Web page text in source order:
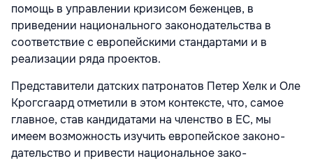
помощь в управлении кризисом беженцев, в
приведении национального законодательства в
соответствие с евро­пейскими стандартами и в
реализации ряда проектов.
Представители датских патронатов Петер Хелк и Оле
Крогсгаард отметили в этом контексте, что, самое
главное, став кандидатами на членство в ЕС, мы
имеем возможность изучить европейское законо­
дательство и привести национальное зако­